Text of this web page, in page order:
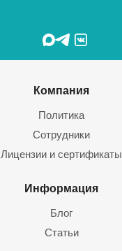
Компания
Политика
Сотрудники
Лицензии и сертификаты
Информация
Блог
Статьи